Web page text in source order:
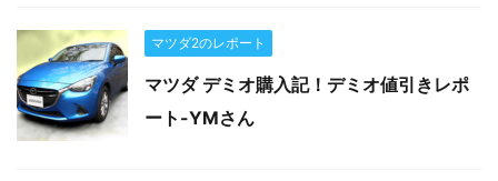
マツダ2のレポート
マツダ デミオ購入記！デミオ値引きレポ
ート-YMさん